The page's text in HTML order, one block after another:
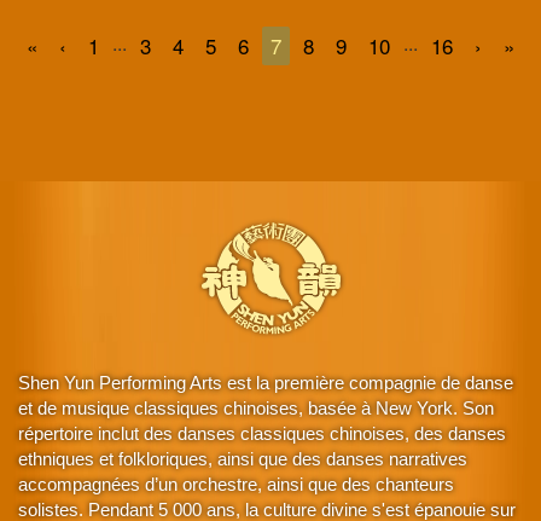
« ‹ 1 ... 3 4 5 6 7 8 9 10 ... 16 › »
Shen Yun Performing Arts est la première compagnie de danse
et de musique classiques chinoises, basée à New York. Son
répertoire inclut des danses classiques chinoises, des danses
ethniques et folkloriques, ainsi que des danses narratives
accompagnées d’un orchestre, ainsi que des chanteurs
solistes. Pendant 5 000 ans, la culture divine s'est épanouie sur